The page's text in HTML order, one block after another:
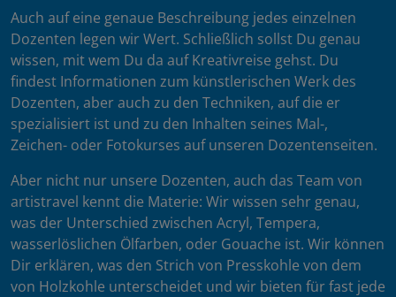
Auch auf eine genaue Beschreibung jedes einzelnen
Dozenten legen wir Wert. Schließlich sollst Du genau
wissen, mit wem Du da auf Kreativreise gehst. Du
findest Informationen zum künstlerischen Werk des
Dozenten, aber auch zu den Techniken, auf die er
spezialisiert ist und zu den Inhalten seines Mal-,
Zeichen- oder Fotokurses auf unseren Dozentenseiten.
Aber nicht nur unsere Dozenten, auch das Team von
artistravel kennt die Materie: Wir wissen sehr genau,
was der Unterschied zwischen Acryl, Tempera,
wasserlöslichen Ölfarben, oder Gouache ist. Wir können
Dir erklären, was den Strich von Presskohle von dem
von Holzkohle unterscheidet und wir bieten für fast jede